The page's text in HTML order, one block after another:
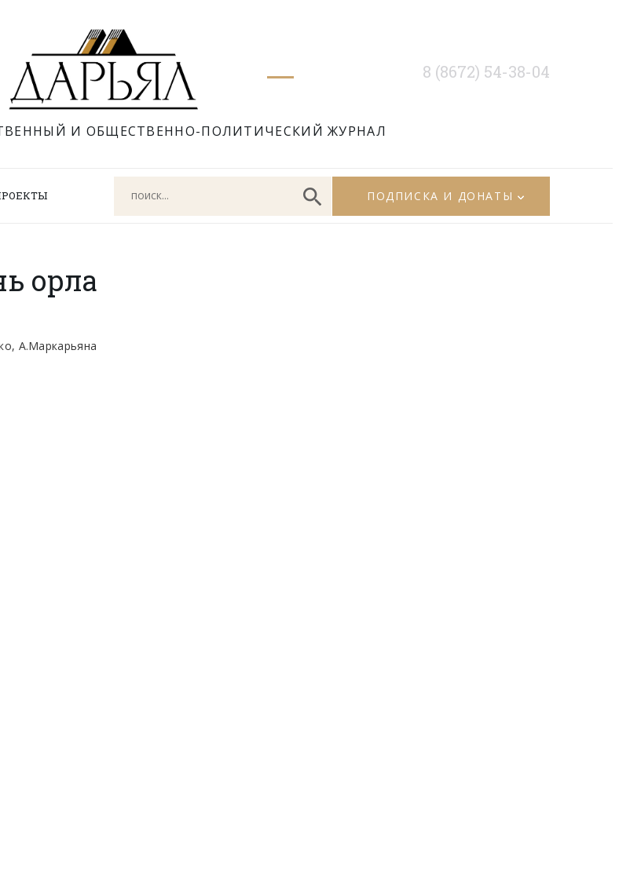
И ОБЩЕСТВЕННО-ПОЛИТИЧЕСКИЙ ЖУРНАЛ
8 (8672) 54-38-04
ПОДПИСКА И ДОНАТЫ
орла
А.Маркарьяна